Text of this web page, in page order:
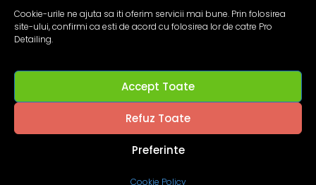
Cookie-urile ne ajuta sa iti oferim servicii mai bune. Prin folosirea
site-ului, confirmi ca esti de acord cu folosirea lor de catre Pro
Detailing.
Accept Toate
Refuz Toate
Preferinte
Cookie Policy
© 2024 Pro-Detailing.ro. All Rights Reserved.